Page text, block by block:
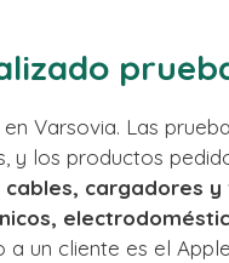
Varsovia. Las
y los productos
cables, cargadores
un cliente es el